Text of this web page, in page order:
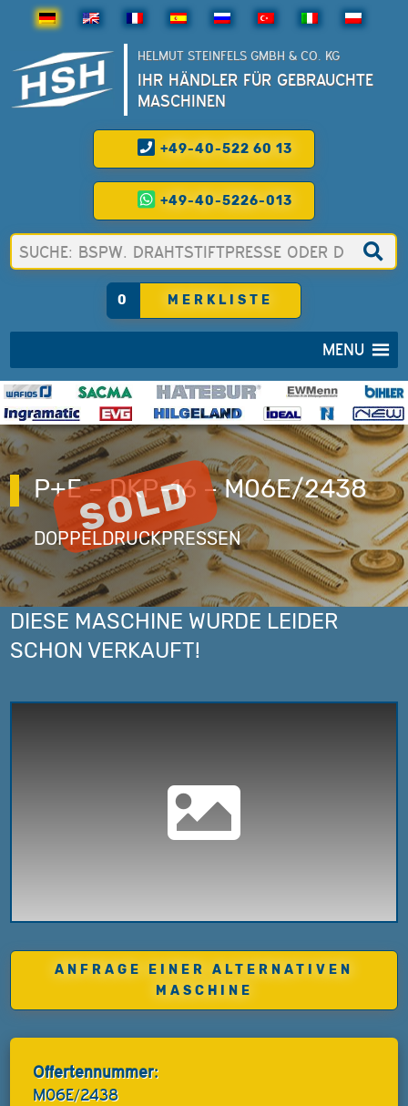
HELMUT STEINFELS GMBH & CO. KG
IHR HÄNDLER FÜR GEBRAUCHTE
MASCHINEN
+49-40-522 60 13
+49-40-5226-013
0 MERKLISTE
MENU
P+E – DKP-16 – M06E/2438
DOPPELDRUCKPRESSEN
DIESE MASCHINE WURDE LEIDER
SCHON VERKAUFT!
ANFRAGE EINER ALTERNATIVEN
MASCHINE
Offertennummer:
M06E/2438